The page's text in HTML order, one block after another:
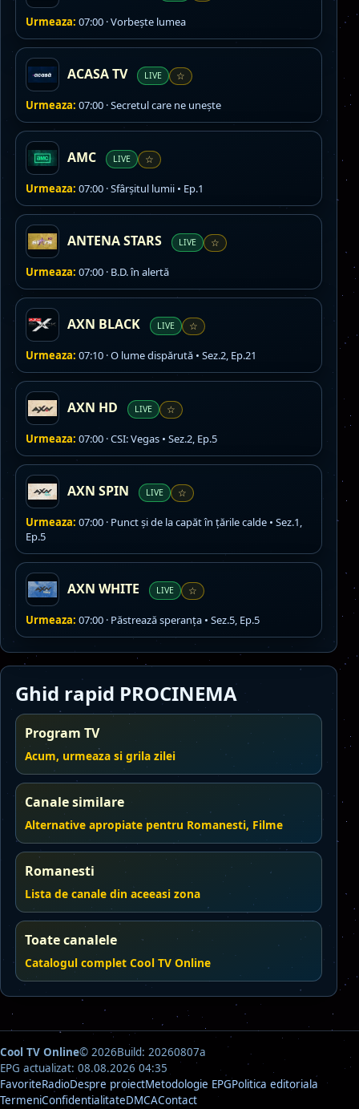
Urmeaza: 07:00 · Vorbeşte lumea
ACASA TV LIVE ☆
Urmeaza: 07:00 · Secretul care ne unește
AMC LIVE ☆
Urmeaza: 07:00 · Sfârșitul lumii • Ep.1
ANTENA STARS LIVE ☆
Urmeaza: 07:00 · B.D. în alertă
AXN BLACK LIVE ☆
Urmeaza: 07:10 · O lume dispărută • Sez.2, Ep.21
AXN HD LIVE ☆
Urmeaza: 07:00 · CSI: Vegas • Sez.2, Ep.5
AXN SPIN LIVE ☆
Urmeaza: 07:00 · Punct și de la capăt în țările calde • Sez.1,
Ep.5
AXN WHITE LIVE ☆
Urmeaza: 07:00 · Păstrează speranța • Sez.5, Ep.5
Ghid rapid PROCINEMA
Program TV
Acum, urmeaza si grila zilei
Canale similare
Alternative apropiate pentru Romanesti, Filme
Romanesti
Lista de canale din aceeasi zona
Toate canalele
Catalogul complet Cool TV Online
Cool TV Online© 2026Build: 20260807a
EPG actualizat: 08.08.2026 04:35
FavoriteRadioDespre proiectMetodologie EPGPolitica editoriala
TermeniConfidentialitateDMCAContact